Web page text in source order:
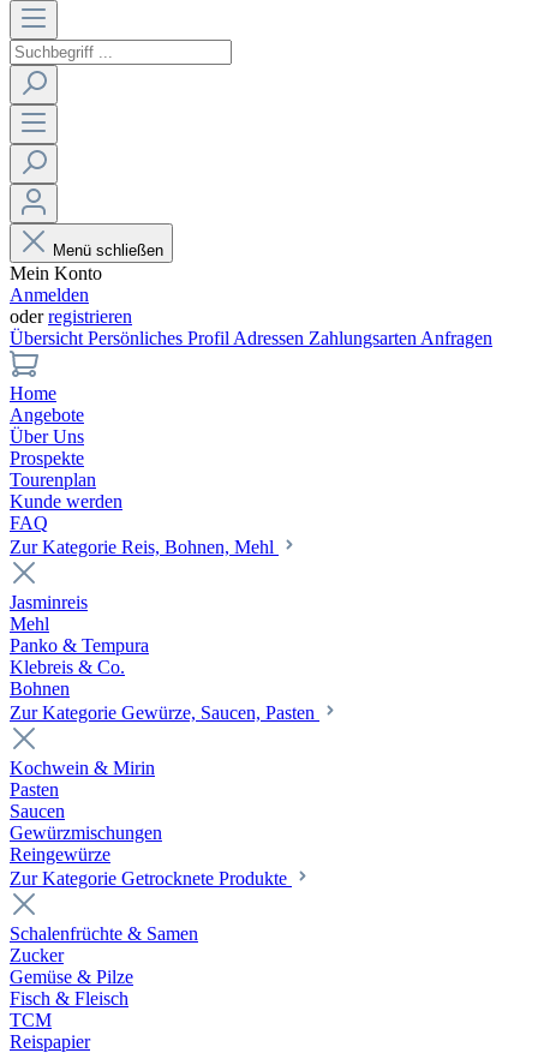
Menü schließen
Mein Konto
Anmelden
oderregistrieren
Übersicht Persönliches Profil Adressen Zahlungsarten Anfragen
Home
Angebote
Über Uns
Prospekte
Tourenplan
Kunde werden
FAQ
Zur Kategorie Reis, Bohnen, Mehl
Jasminreis
Mehl
Panko & Tempura
Klebreis & Co.
Bohnen
Zur Kategorie Gewürze, Saucen, Pasten
Kochwein & Mirin
Pasten
Saucen
Gewürzmischungen
Reingewürze
Zur Kategorie Getrocknete Produkte
Schalenfrüchte & Samen
Zucker
Gemüse & Pilze
Fisch & Fleisch
TCM
Reispapier